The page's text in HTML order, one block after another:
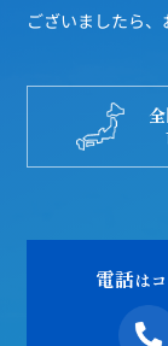
ございましたら、
電話は